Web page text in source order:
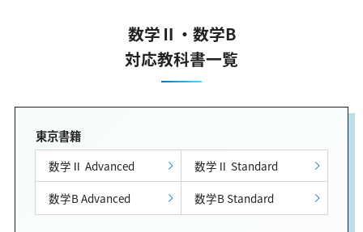
数学Ⅱ・数学B
対応教科書一覧
東京書籍
数学Ⅱ Advanced
数学Ⅱ Standard
数学B Advanced
数学B Standard